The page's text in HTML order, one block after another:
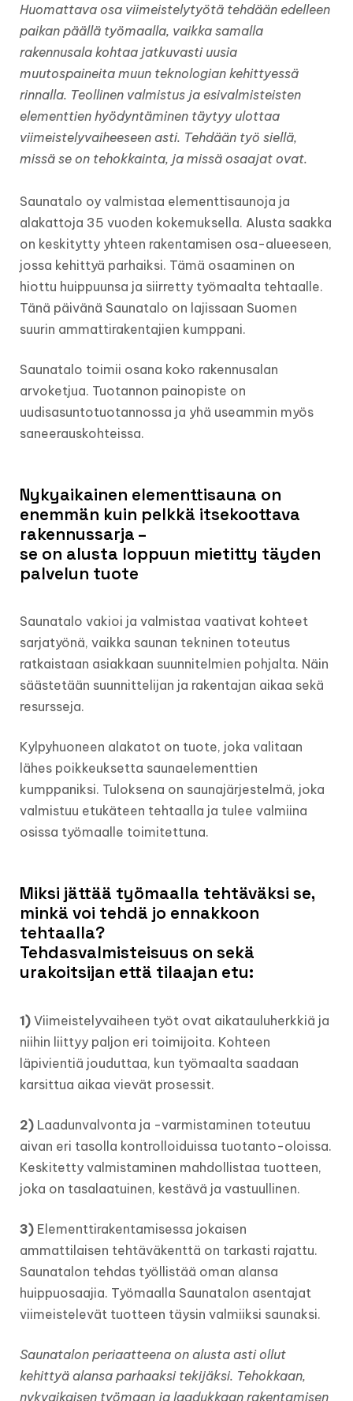
Huomattava osa viimeistelytyötä tehdään edelleen
paikan päällä työmaalla, vaikka samalla
rakennusala kohtaa jatkuvasti uusia
muutospaineita muun teknologian kehittyessä
rinnalla. Teollinen valmistus ja esivalmisteisten
elementtien hyödyntäminen täytyy ulottaa
viimeistelyvaiheeseen asti. Tehdään työ siellä,
missä se on tehokkainta, ja missä osaajat ovat.
Saunatalo oy valmistaa elementtisaunoja ja
alakattoja 35 vuoden kokemuksella. Alusta saakka
on keskitytty yhteen rakentamisen osa-alueeseen,
jossa kehittyä parhaiksi. Tämä osaaminen on
hiottu huippuunsa ja siirretty työmaalta tehtaalle.
Tänä päivänä Saunatalo on lajissaan Suomen
suurin ammattirakentajien kumppani.
Saunatalo toimii osana koko rakennusalan
arvoketjua. Tuotannon painopiste on
uudisasuntotuotannossa ja yhä useammin myös
saneerauskohteissa.
Nykyaikainen elementtisauna on
enemmän kuin pelkkä itsekoottava
rakennussarja –
se on alusta loppuun mietitty täyden
palvelun tuote
Saunatalo vakioi ja valmistaa vaativat kohteet
sarjatyönä, vaikka saunan tekninen toteutus
ratkaistaan asiakkaan suunnitelmien pohjalta. Näin
säästetään suunnittelijan ja rakentajan aikaa sekä
resursseja.
Kylpyhuoneen alakatot on tuote, joka valitaan
lähes poikkeuksetta saunaelementtien
kumppaniksi. Tuloksena on saunajärjestelmä, joka
valmistuu etukäteen tehtaalla ja tulee valmiina
osissa työmaalle toimitettuna.
Miksi jättää työmaalla tehtäväksi se,
minkä voi tehdä jo ennakkoon
tehtaalla?
Tehdasvalmisteisuus on sekä
urakoitsijan että tilaajan etu:
1) Viimeistelyvaiheen työt ovat aikatauluherkkiä ja
niihin liittyy paljon eri toimijoita. Kohteen
läpivientiä jouduttaa, kun työmaalta saadaan
karsittua aikaa vievät prosessit.
2) Laadunvalvonta ja -varmistaminen toteutuu
aivan eri tasolla kontrolloiduissa tuotanto-oloissa.
Keskitetty valmistaminen mahdollistaa tuotteen,
joka on tasalaatuinen, kestävä ja vastuullinen.
3) Elementtirakentamisessa jokaisen
ammattilaisen tehtäväkenttä on tarkasti rajattu.
Saunatalon tehdas työllistää oman alansa
huippuosaajia. Työmaalla Saunatalon asentajat
viimeistelevät tuotteen täysin valmiiksi saunaksi.
Saunatalon periaatteena on alusta asti ollut
kehittyä alansa parhaaksi tekijäksi. Tehokkaan,
nykyaikaisen työmaan ja laadukkaan rakentamisen